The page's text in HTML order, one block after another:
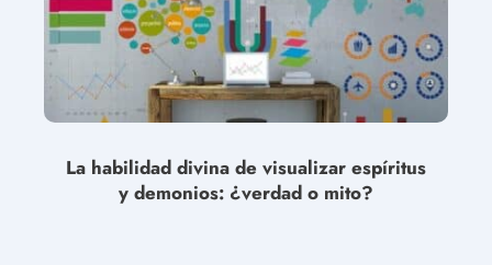
La habilidad divina de visualizar espíritus
y demonios: ¿verdad o mito?